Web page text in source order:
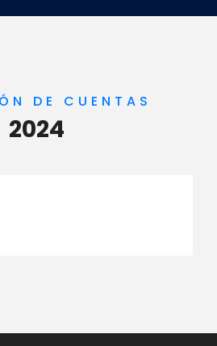
DE CUENTAS
2024